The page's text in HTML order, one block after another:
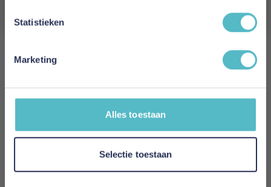
Statistieken
Marketing
Alles toestaan
Selectie toestaan
U plaatst een review over:
Adore Hoeslaken Bali Mako Jersey
Grijs
Uw naam
Review